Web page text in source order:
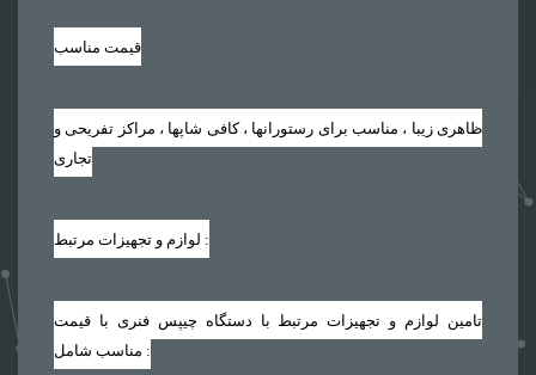
قیمت مناسب
ظاهری زیبا ، مناسب برای رستورانها ، کافی شاپها ، مراکز تفریحی و
تجاری
لوازم و تجهیزات مرتبط :
تامین لوازم و تجهیزات مرتبط با دستگاه چیپس فنری با قیمت
مناسب شامل :